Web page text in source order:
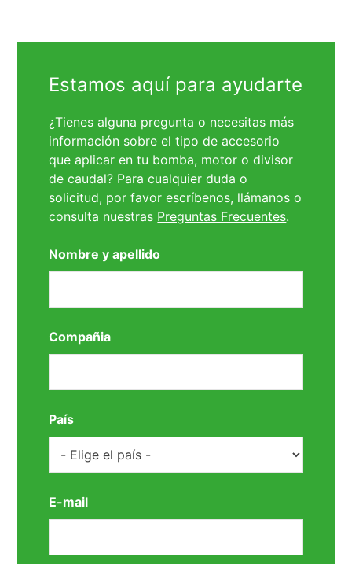
Estamos aquí para ayudarte
¿Tienes alguna pregunta o necesitas más
información sobre el tipo de accesorio
que aplicar en tu bomba, motor o divisor
de caudal? Para cualquier duda o
solicitud, por favor escríbenos, llámanos o
consulta nuestras Preguntas Frecuentes.
Nombre y apellido
Compañia
País
E-mail